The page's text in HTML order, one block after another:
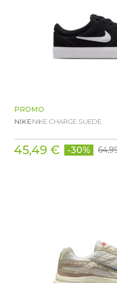
PROMO
NIKENIKE CHARGE SUEDE
45,49 € -30%